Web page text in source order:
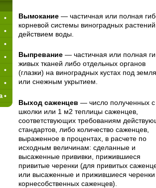
Вымокание — частичная или полная
корневой системы виноградных
действием воды.
Выпревание — частичная или полная
живых тканей либо отдельных органов
(глазки) на виноградных кустах под
или снежным укрытием.
Выход саженцев — число полученных с
школки или 1 м2 теплицы саженцев,
соответствующих требованиям
стандартов, либо количество саженцев,
выраженное в процентах, в расче­те по
исходным величинам: сделан­ные и
высаженные прививки, прижившиеся
привитые черенки (для привитых
или высажен­ные и прижившиеся
корнесобственных саженцев).